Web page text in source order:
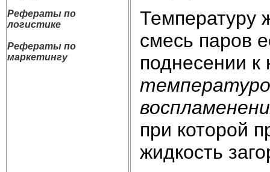
Рефераты по
логистике
Рефераты по
маркетингу
Температуру
смесь паров
поднесении
при которой
жидкость